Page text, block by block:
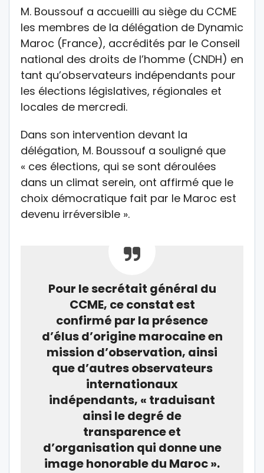
M. Boussouf a accueilli au siège du CCME
les membres de la délégation de Dynamic
Maroc (France), accrédités par le Conseil
national des droits de l’homme (CNDH) en
tant qu’observateurs indépendants pour
les élections législatives, régionales et
locales de mercredi.
Dans son intervention devant la
délégation, M. Boussouf a souligné que
« ces élections, qui se sont déroulées
dans un climat serein, ont affirmé que le
choix démocratique fait par le Maroc est
devenu irréversible ».
Pour le secrétait général du
CCME, ce constat est
confirmé par la présence
d’élus d’origine marocaine en
mission d’observation, ainsi
que d’autres observateurs
internationaux
indépendants, « traduisant
ainsi le degré de
transparence et
d’organisation qui donne une
image honorable du Maroc ».